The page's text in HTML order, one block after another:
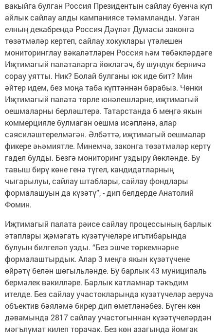
вакыйга булган Россия Президентын сайлау буенча күп
айлык сайлау алды кампаниясе тәмамланды. Узган
елның декабрендә Россия Дәүләт Думасы законга
төзәтмәләр кертеп, сайлау хокуклары үтәлешен
мониторинглау вәкаләтләрен Россия һәм төбәкләрдәге
Иҗтимагый палаталарга йөкләгәч, бу шундук берничә
сорау уятты. Ник? Болай булганы юк иде бит? Мин
әйтер идем, без моңа таба күптәннән барабыз. Чөнки
Иҗтимагый палата төрле юнәлешләрне, иҗтимагый
оешмаларны берләштерә. Татарстанда 6 меңгә якын
коммерцияле булмаган оешма исәпләнә, алар
сәясиләштерелмәгән. Әлбәттә, иҗтимагый оешмалар
фикере әһәмиятле. Минемчә, законга төзәтмәләр кертү
гадел булды. Безгә мониторинг уздыру йөкләнде. Бу
тавыш бирү көне генә түгел, кандидатларның
чыгарылуы, сайлау штаблары, сайлау фондлары
формалашуын да күзәтү”, - дип белдерде Анатолий
Фомин.
Иҗтимагый палата рәисе сайлау процессының барлык
этаплары җәмәгать күзәтүчеләре игътибарында
булуын билгеләп узды. “Без эшче төркемнәрне
формалаштырдык. Алар 3 меңгә якын күзәтүчене
өйрәтү белән шөгыльләнде. Бу барлык 43 муниципаль
бермәлек вәкилләре. Барлык катламнар тәкъдим
ителде. Без сайлау участокларында күзәтүчеләр аеруча
объектив бәяләмә бирер дип өметләнәбез. Бүген көн
дәвамында 2817 сайлау участогыннан күзәтүчеләрдән
мәгълүмат килеп торачак. Без көн азагында йомгак